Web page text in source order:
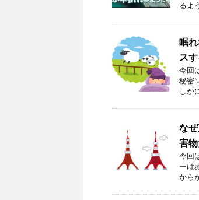
るよ
眠
ス
今回
秘密
しか
な
害
今回
ーは
から